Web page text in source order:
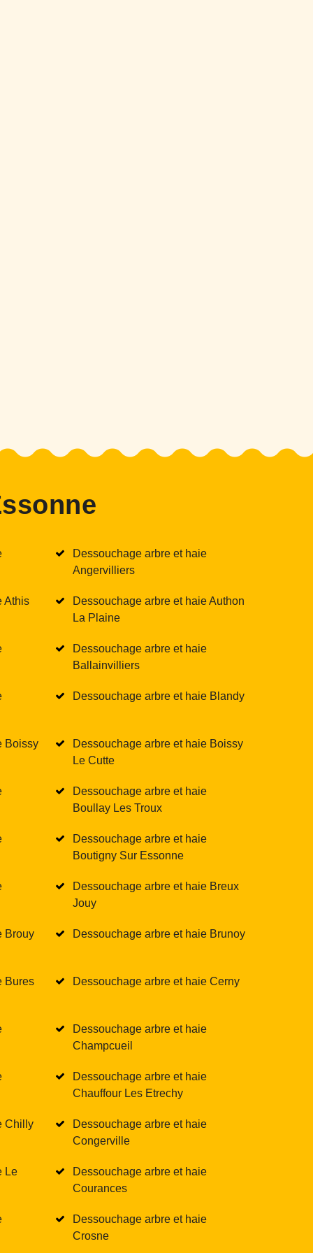
Dessouchage arbre et haie
Angervilliers
Athis
Dessouchage arbre et haie Authon
La Plaine
Dessouchage arbre et haie
Ballainvilliers
Dessouchage arbre et haie Blandy
Boissy
Dessouchage arbre et haie Boissy
Le Cutte
Dessouchage arbre et haie
Boullay Les Troux
Dessouchage arbre et haie
Boutigny Sur Essonne
Dessouchage arbre et haie Breux
Jouy
Brouy Dessouchage arbre et haie Brunoy
Bures
Dessouchage arbre et haie Cerny
Dessouchage arbre et haie
Champcueil
Dessouchage arbre et haie
Chauffour Les Etrechy
Chilly
Dessouchage arbre et haie
Congerville
Le
Dessouchage arbre et haie
Courances
Dessouchage arbre et haie
Crosne